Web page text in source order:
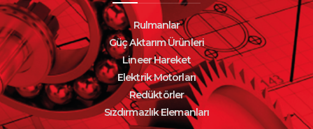
Rulmanlar
Güç Aktarım Ürünleri
Lineer Hareket
Elektrik Motorları
Redüktörler
Sızdırmazlık Elemanları